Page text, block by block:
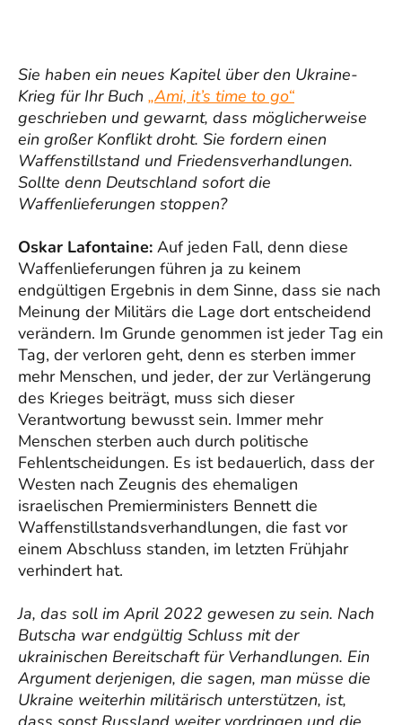
Sie haben ein neues Kapitel über den Ukraine-
Krieg für Ihr Buch „Ami, it’s time to go“
geschrieben und gewarnt, dass möglicherweise
ein großer Konflikt droht. Sie fordern einen
Waffenstillstand und Friedensverhandlungen.
Sollte denn Deutschland sofort die
Waffenlieferungen stoppen?
Oskar Lafontaine: Auf jeden Fall, denn diese
Waffenlieferungen führen ja zu keinem
endgültigen Ergebnis in dem Sinne, dass sie nach
Meinung der Militärs die Lage dort entscheidend
verändern. Im Grunde genommen ist jeder Tag ein
Tag, der verloren geht, denn es sterben immer
mehr Menschen, und jeder, der zur Verlängerung
des Krieges beiträgt, muss sich dieser
Verantwortung bewusst sein. Immer mehr
Menschen sterben auch durch politische
Fehlentscheidungen. Es ist bedauerlich, dass der
Westen nach Zeugnis des ehemaligen
israelischen Premierministers Bennett die
Waffenstillstandsverhandlungen, die fast vor
einem Abschluss standen, im letzten Frühjahr
verhindert hat.
Ja, das soll im April 2022 gewesen zu sein. Nach
Butscha war endgültig Schluss mit der
ukrainischen Bereitschaft für Verhandlungen. Ein
Argument derjenigen, die sagen, man müsse die
Ukraine weiterhin militärisch unterstützen, ist,